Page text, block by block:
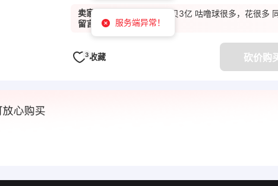
卖家
留言
棱镜球24个 洛克贝3亿 咕噜球很多，花很多
3收藏 砍价购
服务端异常！